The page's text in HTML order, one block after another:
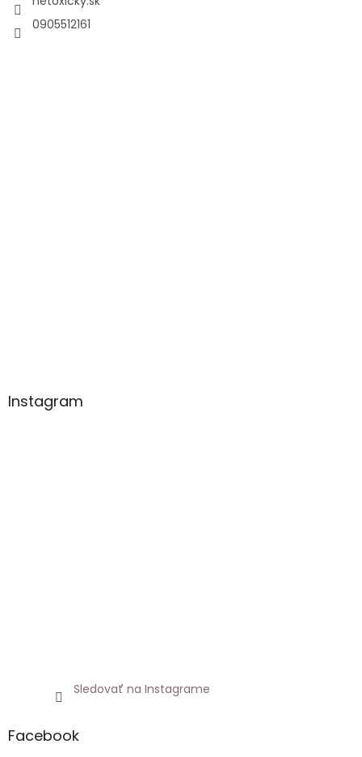
0905512161
Instagram
Sledovať na Instagrame
Facebook